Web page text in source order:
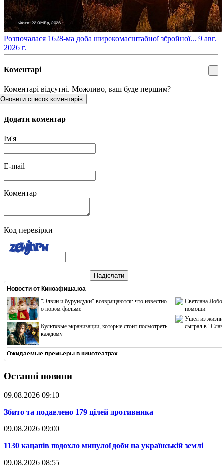
​Розпочалася 1628-ма доба широкомасштабної збройної... 9 авг.
2026 г.
Коментарі
Коментарі відсутні. Можливо, ваш буде першим?
Оновити список коментарів
Додати коментар
Ім'я
E-mail
Коментар
Код перевірки
Надіслати
Новости от Киноафиша.юа
"Элвин и бурундуки" возвращаются: что известно
о новом фильме
Культовые экранизации, которые стоит посмотреть
каждому
Светлана
помощи
Ушел из жизни
сыграл в
Ожидаемые премьеры в кинотеатрах
Останні новини
09.08.2026 09:10
​Збито та подавлено 179 цілей противника
09.08.2026 09:00
​1130 кацапів подохло минулої доби на українській землі
09.08.2026 08:55